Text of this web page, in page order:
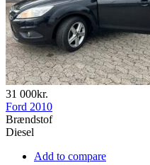
31 000kr.
Ford 2010
Brændstof
Diesel
Add to compare